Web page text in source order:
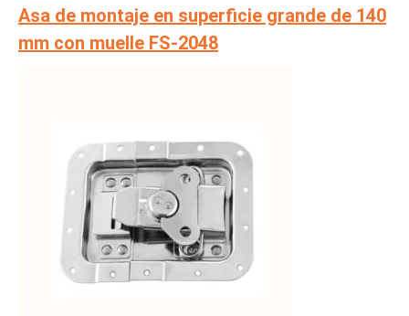
Asa de montaje en superficie grande de 140
mm con muelle FS-2048